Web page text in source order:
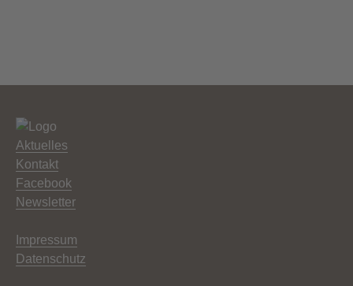
Aktuelles
Kontakt
Facebook
Newsletter
Impressum
Datenschutz